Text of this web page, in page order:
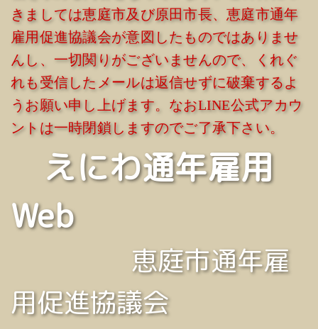
きましては恵庭市及び原田市長、恵庭市通年
雇用促進協議会が意図したものではありませ
んし、一切関りがございませんので、くれぐ
れも受信したメールは返信せずに破棄するよ
うお願い申し上げます。なおLINE公式アカウ
ントは一時閉鎖しますのでご了承下さい。
えにわ通年雇用
Web
恵庭市通年雇
用促進協議会